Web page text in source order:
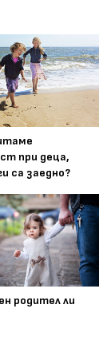
при деца,
са заедно?
родител ли